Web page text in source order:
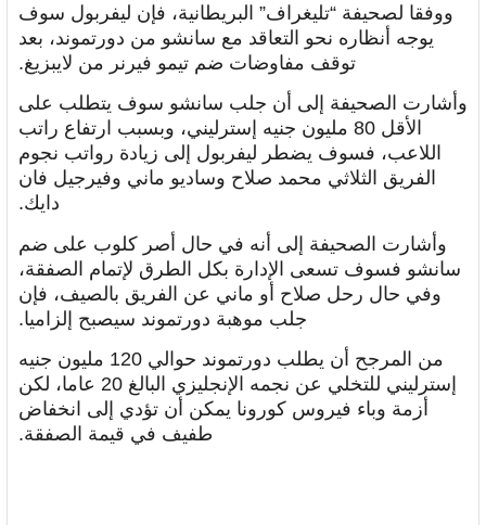
ووفقا لصحيفة “تليغراف” البريطانية، فإن ليفربول سوف
يوجه أنظاره نحو التعاقد مع سانشو من دورتموند، بعد
توقف مفاوضات ضم تيمو فيرنر من لايبزيغ.
وأشارت الصحيفة إلى أن جلب سانشو سوف يتطلب على
الأقل 80 مليون جنيه إسترليني، وبسبب ارتفاع راتب
اللاعب، فسوف يضطر ليفربول إلى زيادة رواتب نجوم
الفريق الثلاثي محمد صلاح وساديو ماني وفيرجيل فان
دايك.
وأشارت الصحيفة إلى أنه في حال أصر كلوب على ضم
سانشو فسوف تسعى الإدارة بكل الطرق لإتمام الصفقة،
وفي حال رحل صلاح أو ماني عن الفريق بالصيف، فإن
جلب موهبة دورتموند سيصبح إلزاميا.
من المرجح أن يطلب دورتموند حوالي 120 مليون جنيه
إسترليني للتخلي عن نجمه الإنجليزي البالغ 20 عاما، لكن
أزمة وباء فيروس كورونا يمكن أن تؤدي إلى انخفاض
طفيف في قيمة الصفقة.